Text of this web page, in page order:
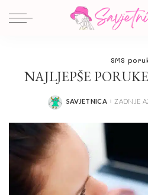
SMS
NAJLJEPŠE
POSTED
SAVJETNICA ZADNJE